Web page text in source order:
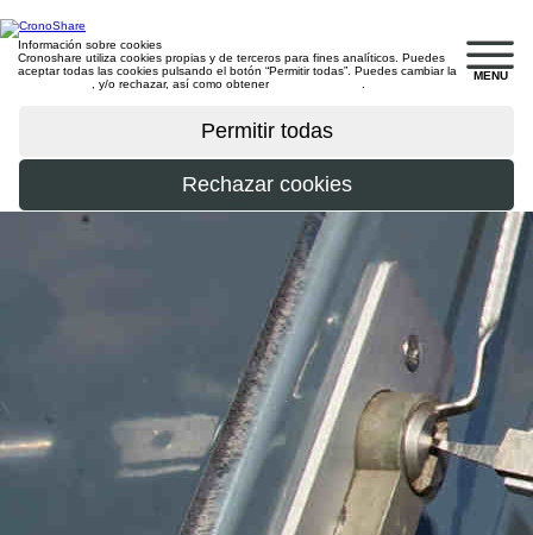
MENU
Información sobre cookies
Cronoshare utiliza cookies propias y de terceros para fines analíticos. Puedes
aceptar todas las cookies pulsando el botón “Permitir todas”. Puedes cambiar la
, y/o rechazar, así como obtener